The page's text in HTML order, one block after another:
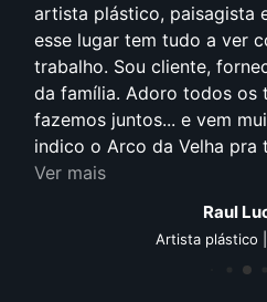
artista plástico, paisagista
esse lugar tem tudo a ver
trabalho. Sou cliente,
da família. Adoro todos os
fazemos juntos... e vem
indico o Arco da Velha pra
Ver mais
Raul
Artista plástico